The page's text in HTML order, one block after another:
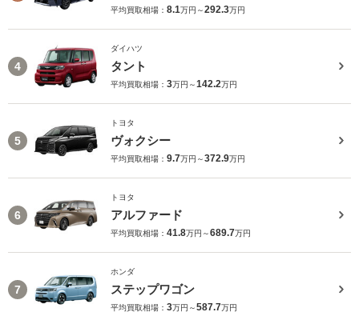
平均買取相場： 8.1万円～292.3万円
4
ダイハツ
タント
平均買取相場： 3万円～142.2万円
5
トヨタ
ヴォクシー
平均買取相場： 9.7万円～372.9万円
6
トヨタ
アルファード
平均買取相場： 41.8万円～689.7万円
7
ホンダ
ステップワゴン
平均買取相場： 3万円～587.7万円